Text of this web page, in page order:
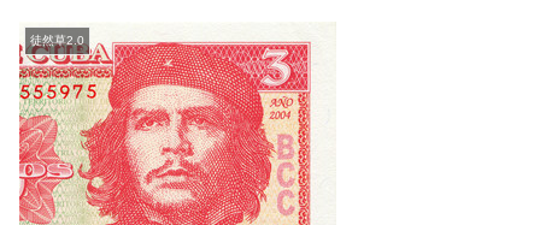
徒然草2.0